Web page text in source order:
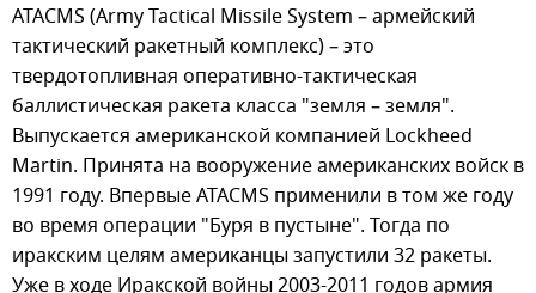
ATACMS (Army Tactical Missile System – армейский
тактический ракетный комплекс) – это
твердотопливная оперативно-тактическая
баллистическая ракета класса "земля – земля".
Выпускается американской компанией Lockheed
Martin. Принята на вооружение американских войск в
1991 году. Впервые ATACMS применили в том же году
во время операции "Буря в пустыне". Тогда по
иракским целям американцы запустили 32 ракеты.
Уже в ходе Иракской войны 2003-2011 годов армия